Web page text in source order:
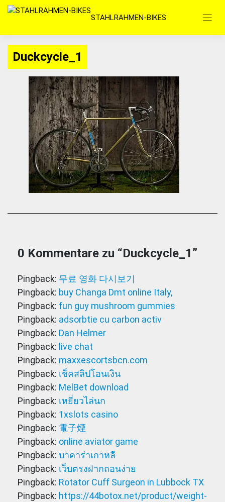
Zum
springen
STAHLRAHMEN-BIKES
Duckcycle_1
0 Kommentare zu “Duckcycle_1”
Pingback: 무료 영화 다시보기
Pingback: buy Changa Dmt online Italy,
Pingback: fun guy mushroom gummies
Pingback: adsorbtie cu carbon activ
Pingback: Dan Helmer
Pingback: live chat
Pingback: maxxescortsbcn.com
Pingback: เช็คสลิปโอนเงิน
Pingback: MelBet download
Pingback: เหยี่ยวไล่นก
Pingback: 1xslots casino
Pingback: 電子煙
Pingback: online aviator game
Pingback: บาคาร่าเกาหลี
Pingback: เว็บตรงฝากถอนง่าย
Pingback: Rotator Cuff Surgeon in Lubbock TX
Pingback: https://44botox.net/product/weight-